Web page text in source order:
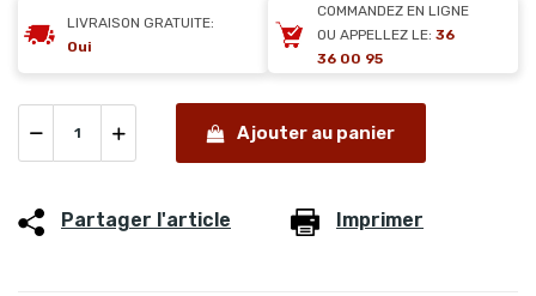
LIVRAISON GRATUITE:
Oui
COMMANDEZ EN LIGNE
OU APPELLEZ LE: 36
36 00 95
Ajouter au panier
Partager l'article Imprimer